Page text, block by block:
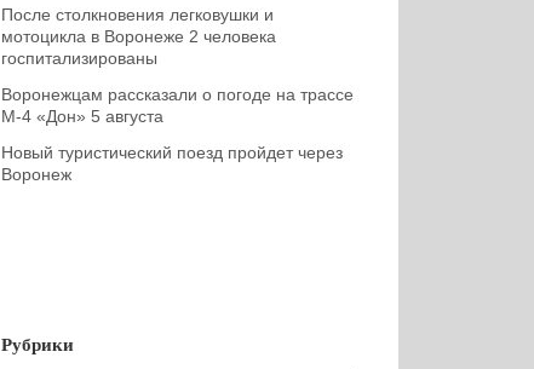
После столкновения легковушки и
мотоцикла в Воронеже 2 человека
госпитализированы
Воронежцам рассказали о погоде на трассе
М-4 «Дон» 5 августа
Новый туристический поезд пройдет через
Воронеж
Рубрики